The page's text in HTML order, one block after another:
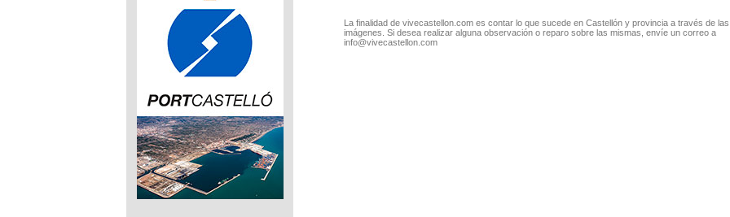
La finalidad de vivecastellon.com es contar lo que sucede en Castellón y provincia a través de las
imágenes. Si desea realizar alguna observación o reparo sobre las mismas, envíe un correo a
info@vivecastellon.com